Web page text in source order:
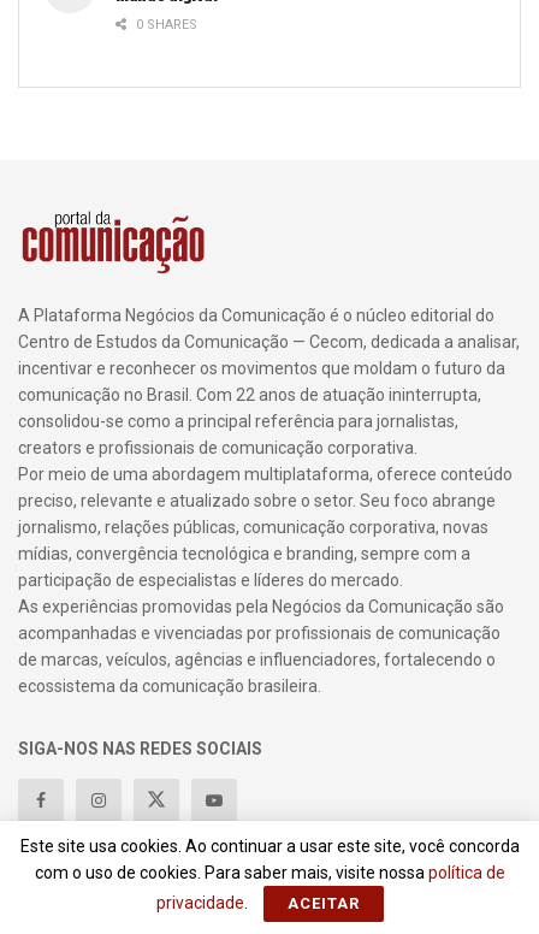
0 SHARES
A Plataforma Negócios da Comunicação é o núcleo editorial do
Centro de Estudos da Comunicação — Cecom, dedicada a analisar,
incentivar e reconhecer os movimentos que moldam o futuro da
comunicação no Brasil. Com 22 anos de atuação ininterrupta,
consolidou-se como a principal referência para jornalistas,
creators e profissionais de comunicação corporativa.
Por meio de uma abordagem multiplataforma, oferece conteúdo
preciso, relevante e atualizado sobre o setor. Seu foco abrange
jornalismo, relações públicas, comunicação corporativa, novas
mídias, convergência tecnológica e branding, sempre com a
participação de especialistas e líderes do mercado.
As experiências promovidas pela Negócios da Comunicação são
acompanhadas e vivenciadas por profissionais de comunicação
de marcas, veículos, agências e influenciadores, fortalecendo o
ecossistema da comunicação brasileira.
SIGA-NOS NAS REDES SOCIAIS
Últimos Artigos
Este site usa cookies. Ao continuar a usar este site, você concorda
com o uso de cookies. Para saber mais, visite nossa política de
privacidade
ACEITAR